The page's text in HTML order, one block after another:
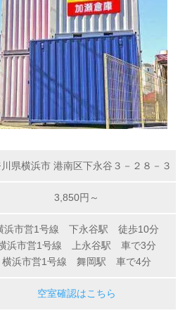
県横浜市 港南区下永谷３－２８－３
3,850円～
浜市営1号線 下永谷駅 徒歩10分
浜市営1号線 上永谷駅 車で3分
横浜市営1号線 舞岡駅 車で4分
空室確認はこちら